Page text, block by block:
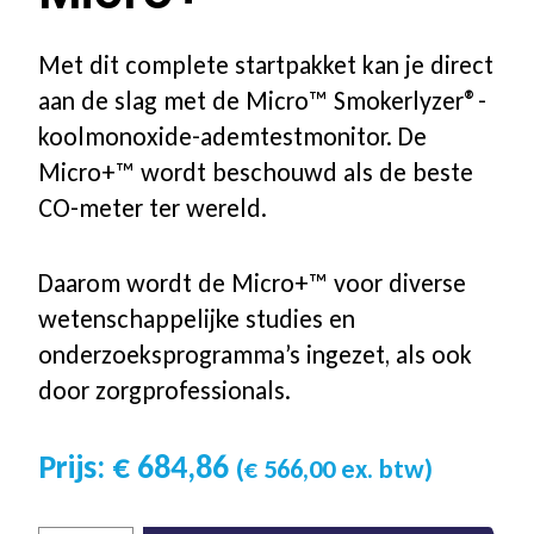
Aanvragen informatiematerialen
Voor bedrijven
Waarom begeleiding voor uw
Aanbod voor uw bedrijf
Stappenplan & proces
Referenties
Met dit complete startpakket kan je direct
aan de slag met de Micro™ Smokerlyzer®-
koolmonoxide-ademtestmonitor. De
Micro+™ wordt beschouwd als de beste
CO-meter ter wereld.
Daarom wordt de Micro+™ voor diverse
wetenschappelijke studies en
onderzoeksprogramma’s ingezet, als ook
door zorgprofessionals.
€ 684,86 (€ 566,00ex. btw)